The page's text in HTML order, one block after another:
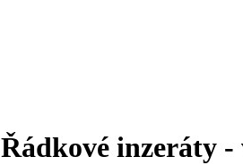
Řádkové inzeráty